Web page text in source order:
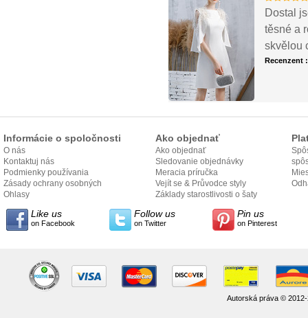
Dostal
těsné a
skvělou
Recenzent
Informácie o spoločnosti
O nás
Kontaktuj nás
Podmienky používania
Zásady ochrany osobných
údajov
Ohlasy
Ako objednať
Ako objednať
Sledovanie objednávky
Meracia príručka
Vejít se & Průvodce styly
Základy starostlivosti o šaty
Like us
on Facebook
Follow us
on Twitter
Pin us
on Pinterest
Autorská práva ©